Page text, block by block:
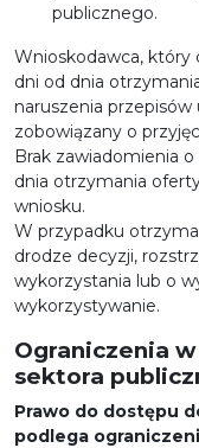
publicznego.
Wnioskodawca, który
dni od dnia
naruszenia
zobowiązany o
Brak zawiadomienia
dnia otrzymania
wniosku.
W przypadku
drodze decyzji,
wykorzystania lub o
wykorzystywanie.
Ograniczenia
sektora
Prawo do dostępu
podlega